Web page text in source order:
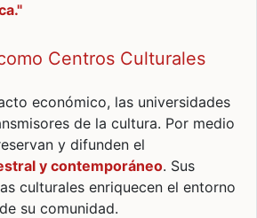
Centros Culturales
económico, las universidades
de la cultura. Por medio
y difunden el
y contemporáneo. Sus
culturales enriquecen el entorno
su comunidad.